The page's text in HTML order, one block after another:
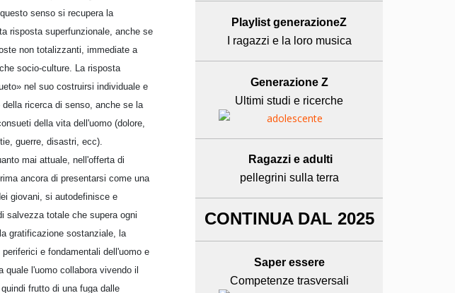
senso si recupera la
risposta superfunzionale, anche se
non totalizzanti, immediate a
socio-culture. La risposta
nel suo costruirsi individuale e
ricerca di senso, anche se la
della vita dell'uomo (dolore,
guerre, disastri, ecc).
mai attuale, nell'offerta di
ancora di presentarsi come una
giovani, si autodefinisce e
salvezza totale che supera ogni
gratificazione sostanziale, la
e fondamentali dell'uomo e
l'uomo collabora vivendo il
frutto di una fuga dalle
Playlist generazioneZ
I ragazzi e la loro musica
Generazione Z
Ultimi studi e ricerche
Ragazzi e adulti
pellegrini sulla terra
CONTINUA DAL 2025
Saper essere
Competenze trasversali